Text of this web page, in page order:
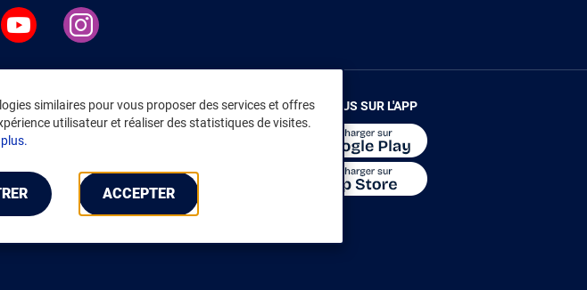
LÉGALES
/CGU Marketplace
mes cookies
légales
: non conforme
RENDEZ-VOUS SUR L'APP
similaires pour vous proposer des services et offres
utilisateur et réaliser des statistiques de visites.
ACCEPTER